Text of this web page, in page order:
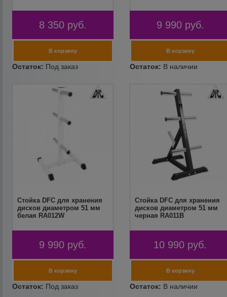
8 350 руб. 9 990 руб.
Стойка DFC для хранения
дисков диаметром 51 мм
белая RA012W
9 990 руб.
Стойка DFC для хранения
дисков диаметром 51 мм
черная RA011B
10 990 руб.